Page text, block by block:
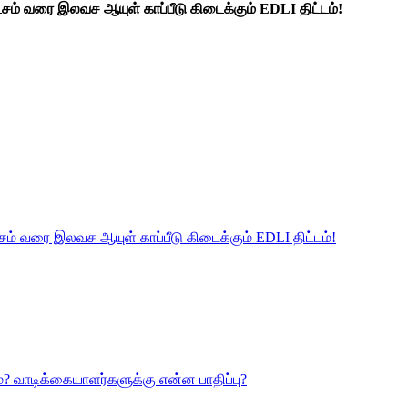
வரை இலவச ஆயுள் காப்பீடு கிடைக்கும் EDLI திட்டம்!
வரை இலவச ஆயுள் காப்பீடு கிடைக்கும் EDLI திட்டம்!
என்ன பாதிப்பு?